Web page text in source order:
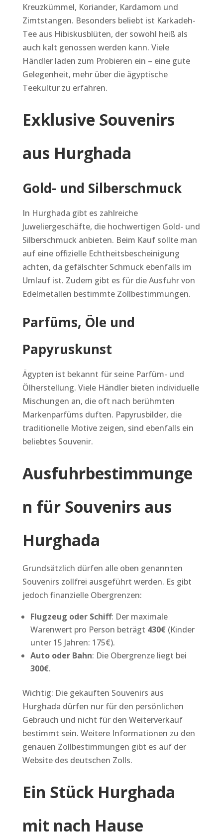
Kreuzkümmel, Koriander, Kardamom und
Zimtstangen. Besonders beliebt ist Karkadeh-
Tee aus Hibiskusblüten, der sowohl heiß als
auch kalt genossen werden kann. Viele
Händler laden zum Probieren ein – eine gute
Gelegenheit, mehr über die ägyptische
Teekultur zu erfahren.
Exklusive Souvenirs
aus Hurghada
Gold- und Silberschmuck
In Hurghada gibt es zahlreiche
Juweliergeschäfte, die hochwertigen Gold- und
Silberschmuck anbieten. Beim Kauf sollte man
auf eine offizielle Echtheitsbescheinigung
achten, da gefälschter Schmuck ebenfalls im
Umlauf ist. Zudem gibt es für die Ausfuhr von
Edelmetallen bestimmte Zollbestimmungen.
Parfüms, Öle und
Papyruskunst
Ägypten ist bekannt für seine Parfüm- und
Ölherstellung. Viele Händler bieten individuelle
Mischungen an, die oft nach berühmten
Markenparfüms duften. Papyrusbilder, die
traditionelle Motive zeigen, sind ebenfalls ein
beliebtes Souvenir.
Ausfuhrbestimmunge
n für Souvenirs aus
Hurghada
Grundsätzlich dürfen alle oben genannten
Souvenirs zollfrei ausgeführt werden. Es gibt
jedoch finanzielle Obergrenzen:
Flugzeug oder Schiff: Der maximale
Warenwert pro Person beträgt 430€(Kinder
unter 15 Jahren: 175€).
Auto oder Bahn: Die Obergrenze liegt bei
300€.
Wichtig: Die gekauften Souvenirs aus
Hurghada dürfen nur für den persönlichen
Gebrauch und nicht für den Weiterverkauf
bestimmt sein. Weitere Informationen zu den
genauen Zollbestimmungen gibt es auf der
Website des deutschen Zolls.
Ein Stück Hurghada
mit nach Hause